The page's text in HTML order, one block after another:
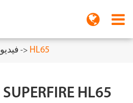
فيديو HL65